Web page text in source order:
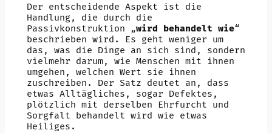
Der entscheidende Aspekt ist die
Handlung, die durch die
Passivkonstruktion „wird behandelt wie“
beschrieben wird. Es geht weniger um
das, was die Dinge an sich sind, sondern
vielmehr darum, wie Menschen mit ihnen
umgehen, welchen Wert sie ihnen
zuschreiben. Der Satz deutet an, dass
etwas Alltägliches, sogar Defektes,
plötzlich mit derselben Ehrfurcht und
Sorgfalt behandelt wird wie etwas
Heiliges.